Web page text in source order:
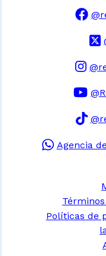
Agencia
Políticas de